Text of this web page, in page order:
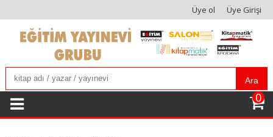
Üye ol Üye Girişi
Ara
0